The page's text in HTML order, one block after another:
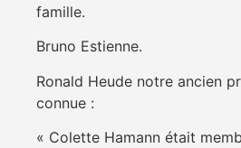
famille.
Bruno Estienne.
Ronald Heude notre ancien
connue :
« Colette Hamann était